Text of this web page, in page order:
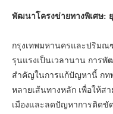
พัฒนาโครงข่ายทางพิเศษ:
กรุงเทพมหานครและปริม
รุนแรงเป็นเวลานาน การพั
สำคัญในการแก้ปัญหานี้ กท
หลายเส้นทางหลัก เพื่อให้ส
เมืองและลดปัญหาการติด